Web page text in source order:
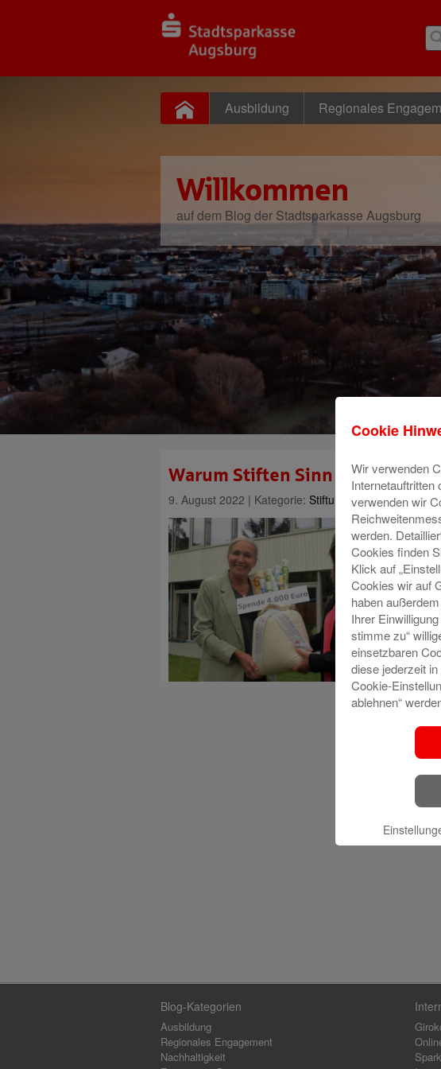
Ausbildung Regionales
Willkommen
auf dem Blog der Stadtsparkasse Augsburg
Warum Stiften Sinn macht
9. August 2022 | Kategorie: Stiftungen
Es
dem
aus
Blog-Kategorien
Ausbildung
Regionales Engagement
Nachhaltigkeit
Cookie
Wir verwenden
Internetauftritten
verwenden wir
werden.
Cookies finden
Klick auf
Cookies wir auf
haben
Ihrer
stimme zu“
einsetzbaren
diese jederzeit
Cookie-
ablehnen“